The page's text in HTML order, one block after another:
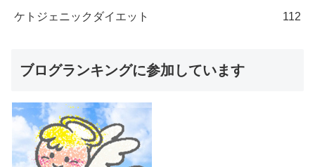
ケトジェニックダイエット 112
ブログランキングに参加しています